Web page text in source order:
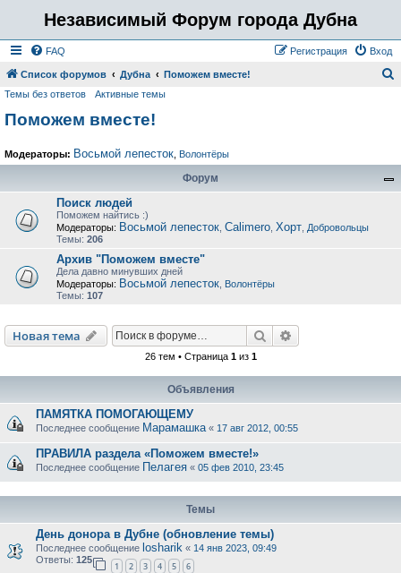
Независимый Форум города Дубна
FAQ Вход
Регистрация
Список форумов Дубна Поможем вместе!
Темы без ответов Активные темы
Поможем вместе!
Модераторы: Восьмой лепесток Волонтёры
Форум
Поиск людей
Поможем найтись :)
Модераторы: Восьмой лепесток Calimero Хорт Добровольцы
Темы: 206
Архив "Поможем вместе"
Дела давно минувших дней
Модераторы: Восьмой лепесток Волонтёры
Темы: 107
Новая тема Поиск
26 тем • Страница 1из 1
Объявления
ПАМЯТКА ПОМОГАЮЩЕМУ
Последнее сообщение Марамашка « 17 авг 2012, 00:55
ПРАВИЛА раздела «Поможем вместе!»
Последнее сообщение Пелагея « 05 фев 2010, 23:45
Темы
День донора в Дубне (обновление темы)
Последнее сообщение losharik « 14 янв 2023, 09:49
Ответы: 125
1 2 3 4 5 6